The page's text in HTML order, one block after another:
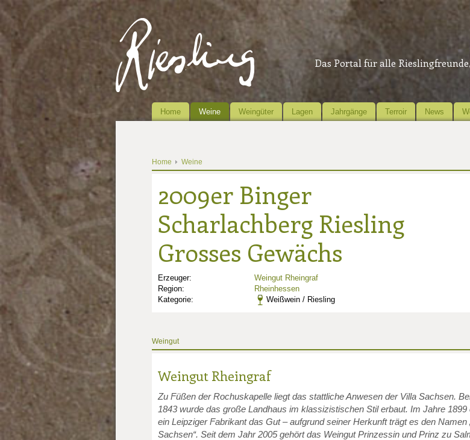
Das Portal für alle
Home Weine Weingüter Lagen Jahrgänge Terroir News
Home Weine
2009er Binger
Scharlachberg Riesling
Grosses Gewächs
Erzeuger:
Weingut Rheingraf
Region:
Rheinhessen
Kategorie:
Weißwein / Riesling
Weingut
Weingut Rheingraf
Zu Füßen der Rochuskapelle liegt das stattliche Anwesen der Villa Sachsen.
1843 wurde das große Landhaus im klassizistischen Stil erbaut. Im Jahre 1899
ein Leipziger Fabrikant das Gut – aufgrund seiner Herkunft trägt es den Namen
Sachsen“. Seit dem Jahr 2005 gehört das Weingut Prinzessin und Prinz zu
1